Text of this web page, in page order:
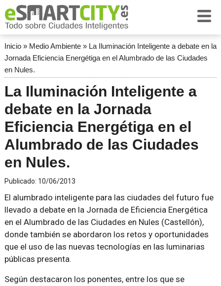
Inicio» Medio Ambiente» La Iluminación Inteligente a debate en la
Jornada Eficiencia Energétiga en el Alumbrado de las Ciudades
en Nules.
La Iluminación Inteligente a
debate en la Jornada
Eficiencia Energétiga en el
Alumbrado de las Ciudades
en Nules.
Publicado: 10/06/2013
El alumbrado inteligente para las ciudades del futuro fue
llevado a debate en la Jornada de Eficiencia Energética
en el Alumbrado de las Ciudades en Nules (Castellón),
donde también se abordaron los retos y oportunidades
que el uso de las nuevas tecnologías en las luminarias
públicas presenta.
Según destacaron los ponentes, entre los que se